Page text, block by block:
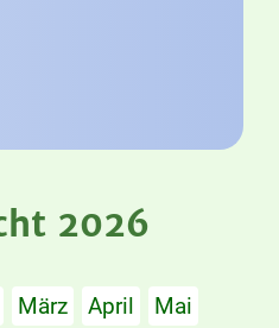
2026
März April Mai